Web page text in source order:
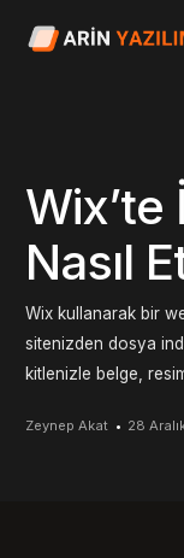
Nasıl
Wix kullanarak bir
sitenizden dosya
kitlenizle belge,
Zeynep Akat 28